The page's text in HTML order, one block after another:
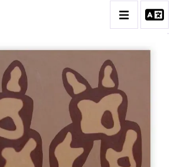
PAUL THAÉRON
DES OEUVRES